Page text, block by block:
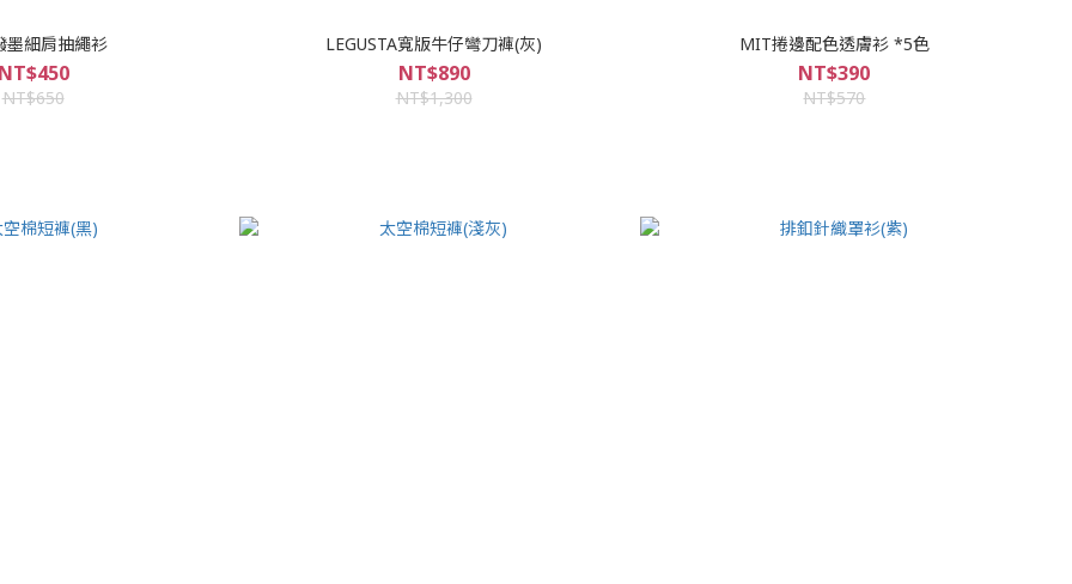
墨細肩抽繩衫
NT$650
LEGUSTA寬版牛仔彎刀褲(灰)
NT$890
NT$1,300
MIT捲邊配色透膚衫 *5色
NT$390
NT$570